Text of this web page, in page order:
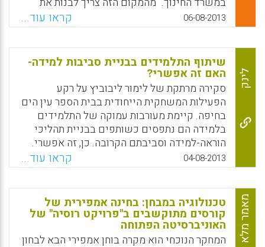
וההערכה המקצועית, אשר יתבצע בהובלת
הפקולטה לחינוך באוניברסיטת חיפה.
WhatsApp
Facebook
Email
X
הצמיחה שלו. ובעיניי זו דרך העבודה הנכונה עם
כל התלמידים, גם בחינוך הרגיל" ( נאוה דקל) .
WhatsApp
Facebook
Email
X
06-08-2013 קראו עוד...
לינק
שיתוף התלמידים בבניית סביבות למידה-
האם זה אפשרי?
סקירה מרתקת של לימור ליבוביץ על רקע
הפעילות המשחקית הייחודית בבית הספר עין הים
בחיפה. קיימת מעורבות עמוקה של התלמידים
בלמידה הם נתפסים כשותפים בבניית תהליכי
הוראה-למידה וסביבתם הקרובה. כן, זה אפשרי.
בסקירה מובאת גם עבודת מחקר משמעותית
התומכת בתהליכי שיתוף של התלמידים בבניית
סביבת למידה מגוונת וקונסטרקטיביסטית ( לימור
ליבוביץ) .
WhatsApp
Facebook
Email
X
04-08-2013 קראו עוד...
מאמר מלא טכנולוגיה במבחן: בחינה אמפירית של
קורסים מתוקשבים ב"פרויקט רוסיה" של
האוניברסיטה הפתוחה
המחקר הנוכחי הוא מקרה בוחן אמפירי הבא לבחון